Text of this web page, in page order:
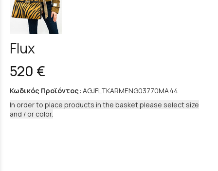
Flux
520 €
Κωδικός Προϊόντος: AGJFLTKARMENG03770MA44
In order to place products in the basket please select size
and / or color.